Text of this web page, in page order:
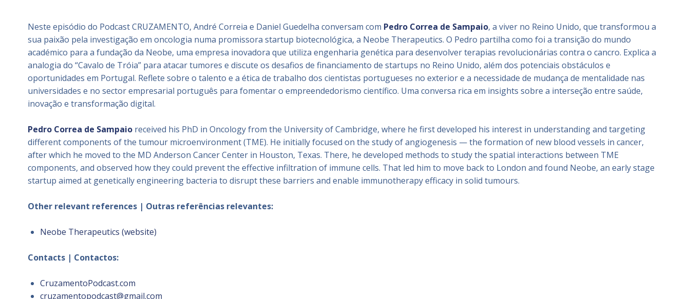
FEED RSS
Neste episódio do Podcast CRUZAMENTO, André Correia e Daniel Guedelha conversam com Pedro Correa de Sampaio, a viver no Reino Unido, que transformou a
sua paixão pela investigação em oncologia numa promissora startup biotecnológica, a Neobe Therapeutics. O Pedro partilha como foi a transição do mundo
académico para a fundação da Neobe, uma empresa inovadora que utiliza engenharia genética para desenvolver terapias revolucionárias contra o cancro. Explica a
analogia do “Cavalo de Tróia” para atacar tumores e discute os desafios de financiamento de startups no Reino Unido, além dos potenciais obstáculos e
oportunidades em Portugal. Reflete sobre o talento e a ética de trabalho dos cientistas portugueses no exterior e a necessidade de mudança de mentalidade nas
universidades e no sector empresarial português para fomentar o empreendedorismo científico. Uma conversa rica em insights sobre a interseção entre saúde,
inovação e transformação digital.
Pedro Correa de Sampaioreceived his PhD in Oncology from the University of Cambridge, where he first developed his interest in understanding and targeting
different components of the tumour microenvironment (TME). He initially focused on the study of angiogenesis — the formation of new blood vessels in cancer,
after which he moved to the MD Anderson Cancer Center in Houston, Texas. There, he developed methods to study the spatial interactions between TME
components, and observed how they could prevent the effective infiltration of immune cells. That led him to move back to London and found Neobe, an early stage
startup aimed at genetically engineering bacteria to disrupt these barriers and enable immunotherapy efficacy in solid tumours.
Other relevant references | Outras referências relevantes:
Neobe Therapeutics (website)
Contacts | Contactos:
CruzamentoPodcast.com
cruzamentopodcast@gmail.com